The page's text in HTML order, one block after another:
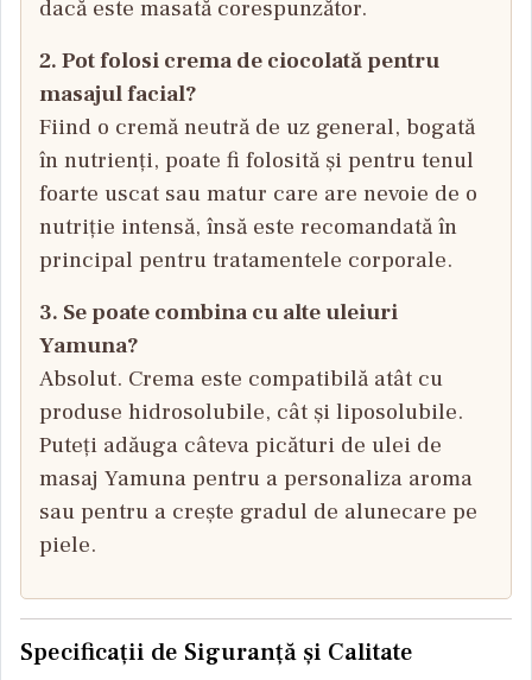
dacă este masată corespunzător.
2. Pot folosi crema de ciocolată pentru
masajul facial?
Fiind o cremă neutră de uz general, bogată
în nutrienți, poate fi folosită și pentru tenul
foarte uscat sau matur care are nevoie de o
nutriție intensă, însă este recomandată în
principal pentru tratamentele corporale.
3. Se poate combina cu alte uleiuri
Yamuna?
Absolut. Crema este compatibilă atât cu
produse hidrosolubile, cât și liposolubile.
Puteți adăuga câteva picături de ulei de
masaj Yamuna pentru a personaliza aroma
sau pentru a crește gradul de alunecare pe
piele.
Specificații de Siguranță și Calitate